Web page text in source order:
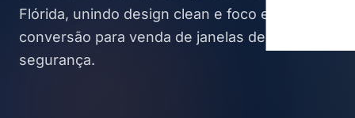
Flórida, unindo design clean e foco em
conversão para venda de janelas de
segurança.